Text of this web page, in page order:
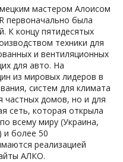
мастером Алоисом
первоначально была
К концу пятидесятых
техники для
и вентиляционных
для авто. На
из мировых лидеров в
систем для климата
частных домов, но и для
сеть, которая открыла
всему миру (Украина,
и более 50
реализацией
АЛКО.